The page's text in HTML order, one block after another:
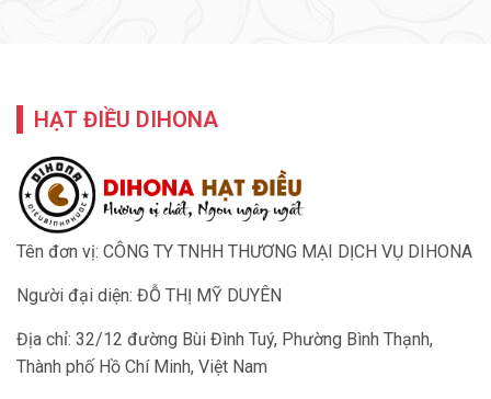
HẠT ĐIỀU DIHONA
Tên đơn vị: CÔNG TY TNHH THƯƠNG MẠI DỊCH VỤ DIHONA
Người đại diện: ĐỖ THỊ MỸ DUYÊN
Địa chỉ: 32/12 đường Bùi Đình Tuý, Phường Bình Thạnh,
Thành phố Hồ Chí Minh, Việt Nam